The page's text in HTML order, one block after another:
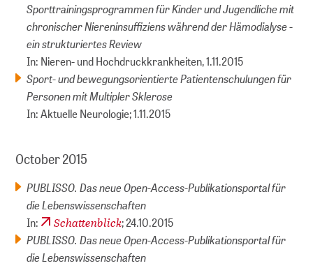
Sporttrainingsprogrammen für Kinder und Jugendliche mit
chronischer Niereninsuffiziens während der Hämodialyse -
ein strukturiertes Review
In: Nieren- und Hochdruckkrankheiten, 1.11.2015
Sport- und bewegungsorientierte Patientenschulungen für
Personen mit Multipler Sklerose
In: Aktuelle Neurologie; 1.11.2015
October 2015
PUBLISSO. Das neue Open-Access-Publikationsportal für
die Lebenswissenschaften
In: Schattenblick; 24.10.2015
PUBLISSO. Das neue Open-Access-Publikationsportal für
die Lebenswissenschaften